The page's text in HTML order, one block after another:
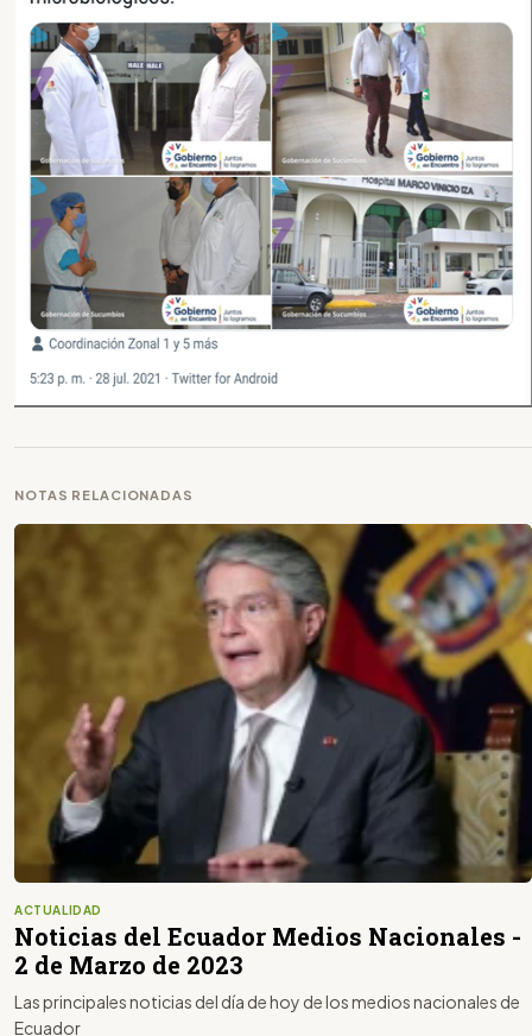
NOTAS RELACIONADAS
ACTUALIDAD
Noticias del Ecuador Medios Nacionales -
2 de Marzo de 2023
Las principales noticias del día de hoy de los medios nacionales de
Ecuador